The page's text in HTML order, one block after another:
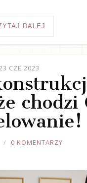
DALEJ
CZE 2023
chodzi
0 KOMENTARZY